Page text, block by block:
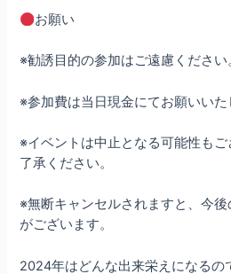
お願い
※勧誘目的の参加はご遠慮ください
※参加費は当日現金にてお願いいた
※イベントは中止となる可能性も
了承ください。
※無断キャンセルされますと、今
がございます。
2024年はどんな出来栄えになるの